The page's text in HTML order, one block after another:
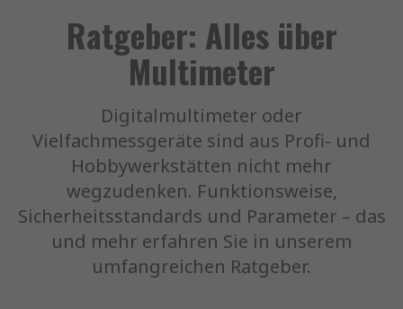
Ratgeber: Alles über
Multimeter
Digitalmultimeter oder
Vielfachmessgeräte sind aus Profi- und
Hobbywerkstätten nicht mehr
wegzudenken. Funktionsweise,
Sicherheitsstandards und Parameter – das
und mehr erfahren Sie in unserem
umfangreichen Ratgeber.